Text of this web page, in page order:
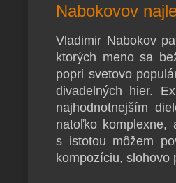
Nabokovov
Vladimir Nabokov
ktorých meno sa
popri svetovo
divadelných hier.
najhodnotnejším
natoľko komplexne,
s istotou môžem
kompozíciu, slohovo